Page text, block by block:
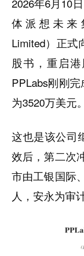
2026年6月10
体派想未来
Limited）正式
股书，重启
PPLabs刚刚
为3520万美元。
这也是该公司
效后，第二次
市由工银国际
人，安永为审